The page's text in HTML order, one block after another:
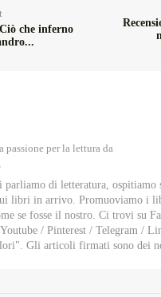
che inferno
passione per la lettura da
parliamo di letteratura, ospitiamo
libri in arrivo. Promuoviamo i
se fosse il nostro. Ci trovi su
/ Pinterest / Telegram /
Gli articoli firmati sono dei